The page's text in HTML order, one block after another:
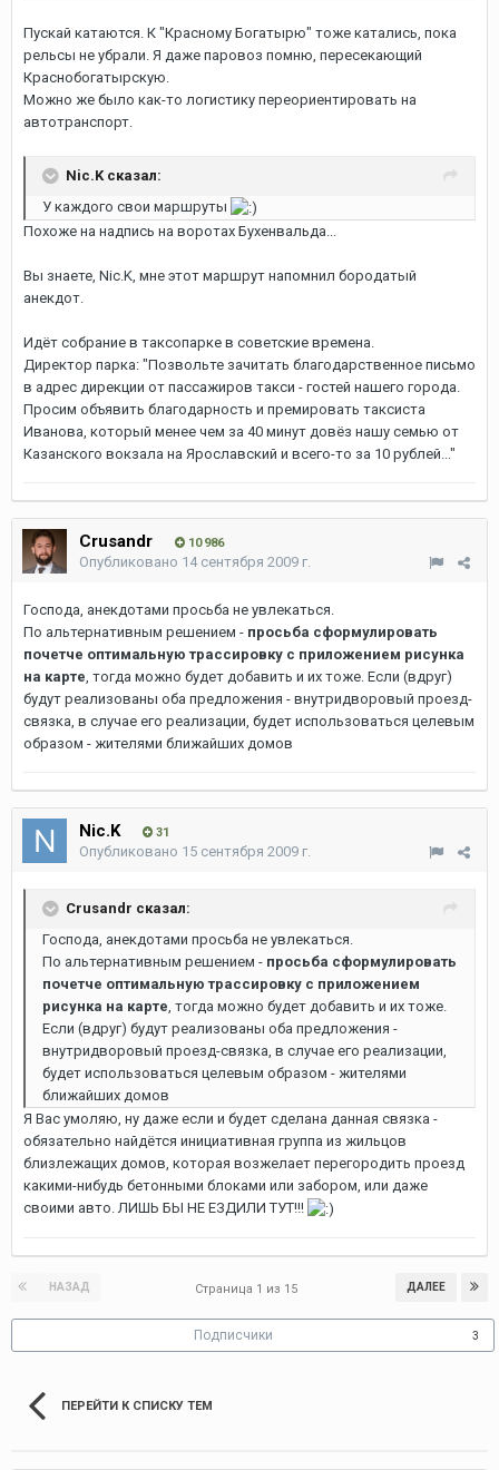
Пускай катаются. К "Красному Богатырю" тоже катались, пока
рельсы не убрали. Я даже паровоз помню, пересекающий
Краснобогатырскую.
Можно же было как-то логистику переориентировать на
автотранспорт.
Nic.K сказал:
У каждого свои маршруты
Похоже на надпись на воротах Бухенвальда...
Вы знаете, Nic.K, мне этот маршрут напомнил бородатый
анекдот.
Идёт собрание в таксопарке в советские времена.
Директор парка: "Позвольте зачитать благодарственное письмо
в адрес дирекции от пассажиров такси - гостей нашего города.
Просим объявить благодарность и премировать таксиста
Иванова, который менее чем за 40 минут довёз нашу семью от
Казанского вокзала на Ярославский и всего-то за 10 рублей..."
Crusandr 10 986
Опубликовано 14 сентября 2009 г.
Господа, анекдотами просьба не увлекаться.
По альтернативным решением - просьба сформулировать
почетче оптимальную трассировку с приложением рисунка
на карте, тогда можно будет добавить и их тоже. Если (вдруг)
будут реализованы оба предложения - внутридворовый проезд-
связка, в случае его реализации, будет использоваться целевым
образом - жителями ближайших домов
Nic.K 31
Опубликовано 15 сентября 2009 г.
Crusandr сказал:
Господа, анекдотами просьба не увлекаться.
По альтернативным решением - просьба сформулировать
почетче оптимальную трассировку с приложением
рисунка на карте, тогда можно будет добавить и их тоже.
Если (вдруг) будут реализованы оба предложения -
внутридворовый проезд-связка, в случае его реализации,
будет использоваться целевым образом - жителями
ближайших домов
Я Вас умоляю, ну даже если и будет сделана данная связка -
обязательно найдётся инициативная группа из жильцов
близлежащих домов, которая возжелает перегородить проезд
какими-нибудь бетонными блоками или забором, или даже
своими авто. ЛИШЬ БЫ НЕ ЕЗДИЛИ ТУТ!!!
НАЗАД ДАЛЕЕ
Страница 1 из 15
Подписчики 3
ПЕРЕЙТИ К СПИСКУ ТЕМ